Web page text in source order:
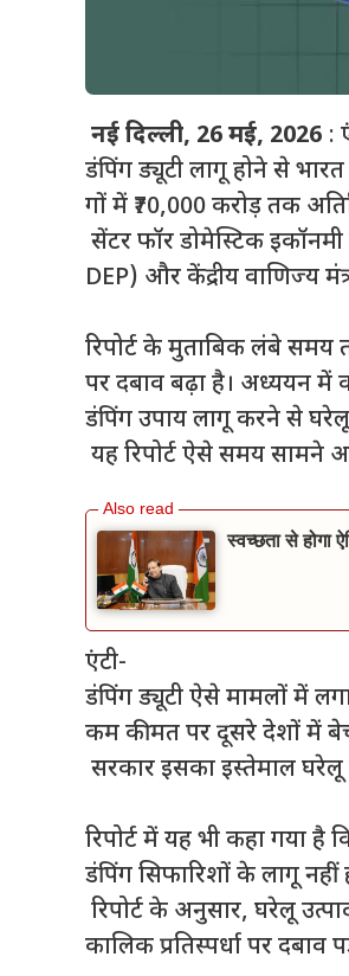
नईदिल्ली, 26मई, 2026 :
डंपिंग ड्यूटी लागू होने से
गों में ₹70,000 करोड़ तक
सेंटर फॉर डोमेस्टिक इकॉनमी
DEP) और केंद्रीय वाणिज्य
रिपोर्ट के मुताबिक लंबे
पर दबाव बढ़ा है। अध्ययन में
डंपिंग उपाय लागू करने से
यह रिपोर्ट ऐसे समय सामने
स्वच्छता से होगा
एंटी-
डंपिंग ड्यूटी ऐसे मामलों में
कम कीमत पर दूसरे देशों में
सरकार इसका इस्तेमाल घरेलू
रिपोर्ट में यह भी कहा गया
डंपिंग सिफारिशों के लागू
रिपोर्ट के अनुसार, घरेलू
कालिक प्रतिस्पर्धा पर दबाव